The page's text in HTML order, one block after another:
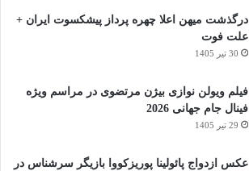
درگذشت میهن اعلا چهره پرداز پیشکسوت ایران +
علت فوت
30 تیر 1405
فیلم ویولن نوازی بیژن مرتضوی در مراسم ویژه
فینال جام جهانی 2026
29 تیر 1405
عکس ازدواج پائولینا پوریزکووا بازیگر سرشناس در